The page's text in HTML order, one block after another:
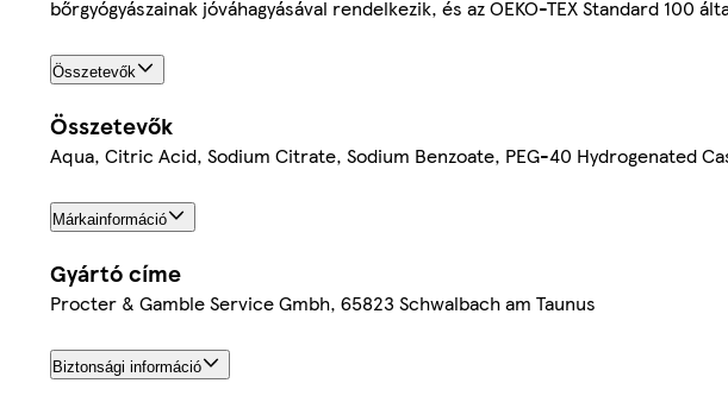
bőrgyógyászainak jóváhagyásával rendelkezik, és az OEKO-TEX Standard 100
Összetevők
Összetevők
Aqua, Citric Acid, Sodium Citrate, Sodium Benzoate, PEG-40 Hydrogenated
Márkainformáció
Gyártó címe
Procter & Gamble Service Gmbh, 65823 Schwalbach am Taunus
Biztonsági információ